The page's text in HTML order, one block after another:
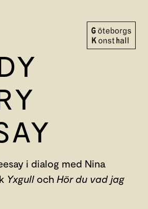
i dialog med Nina
Yxgull och Hör du vad jag